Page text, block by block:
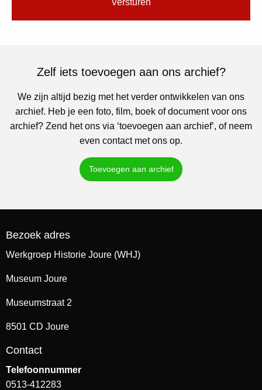
Zelf iets toevoegen aan ons archief?
We zijn altijd bezig met het verder ontwikkelen van ons
archief. Heb je een foto, film, boek of document voor ons
archief? Zend het ons via ‘toevoegen aan archief’, of neem
even contact met ons op.
Toevoegen aan archief
Bezoek adres
Werkgroep Historie Joure (WHJ)
Museum Joure
Museumstraat 2
8501 CD Joure
Contact
Telefoonnummer
0513-412283